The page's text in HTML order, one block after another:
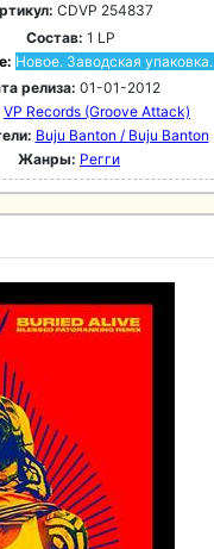
CDVP 254837
Состав: 1 LP
Новое. Заводская упаковка.
релиза: 01-01-2012
VP Records (Groove Attack)
Buju Banton / Buju Banton
Жанры: Регги